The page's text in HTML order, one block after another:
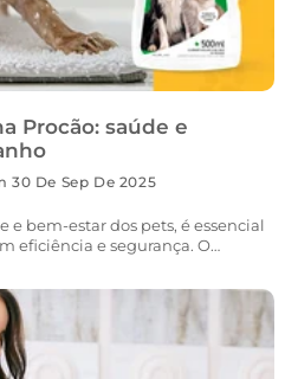
Procão: saúde e
30 De Sep De 2025
e bem-estar dos pets, é essencial
eficiência e segurança. O
suave, ele é ideal para
e a pelagem de cães e gatos,
exigem uma atenção extra. Por
no seu pet? A clorexidina é
na medicina veterinária por